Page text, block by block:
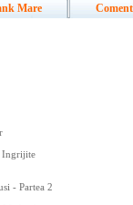
Mare
Ingrijite
- Partea 2